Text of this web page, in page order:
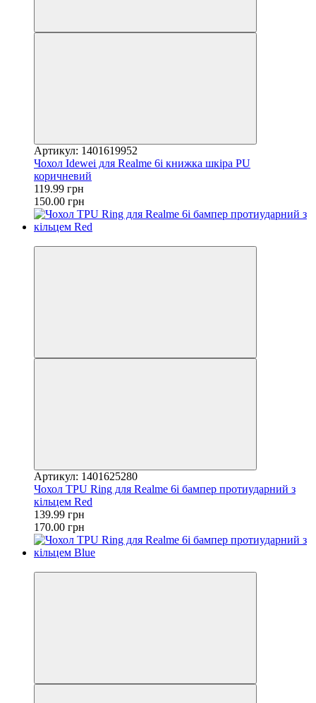
Артикул: 1401619952
Чохол Idewei для Realme 6i книжка шкіра PU
коричневий
119.99 грн
150.00 грн
Артикул: 1401625280
Чохол TPU Ring для Realme 6i бампер протиударний з
кільцем Red
139.99 грн
170.00 грн